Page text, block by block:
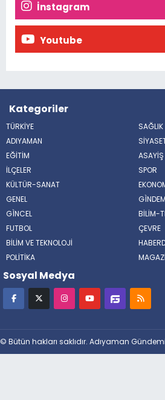
İnstagram
Youtube
Kategoriler
TÜRKİYE
SAĞLIK
ADIYAMAN
EĞİTİM
ASAYİŞ
İLÇELER
SPOR
KÜLTÜR-SANAT
GENEL
GÌNDEM
GÌNCEL
BİLİM-
FUTBOL
ÇEVRE
BİLİM VE TEKNOLOJİ
POLİTİKA
Sosyal Medya
© Bütün hakları saklıdır. Adıyaman Gündemi